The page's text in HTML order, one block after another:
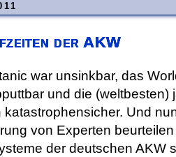
der AKW
war unsinkbar, das
und die (weltbesten)
katastrophensicher. Und
von Experten
der deutschen AKW